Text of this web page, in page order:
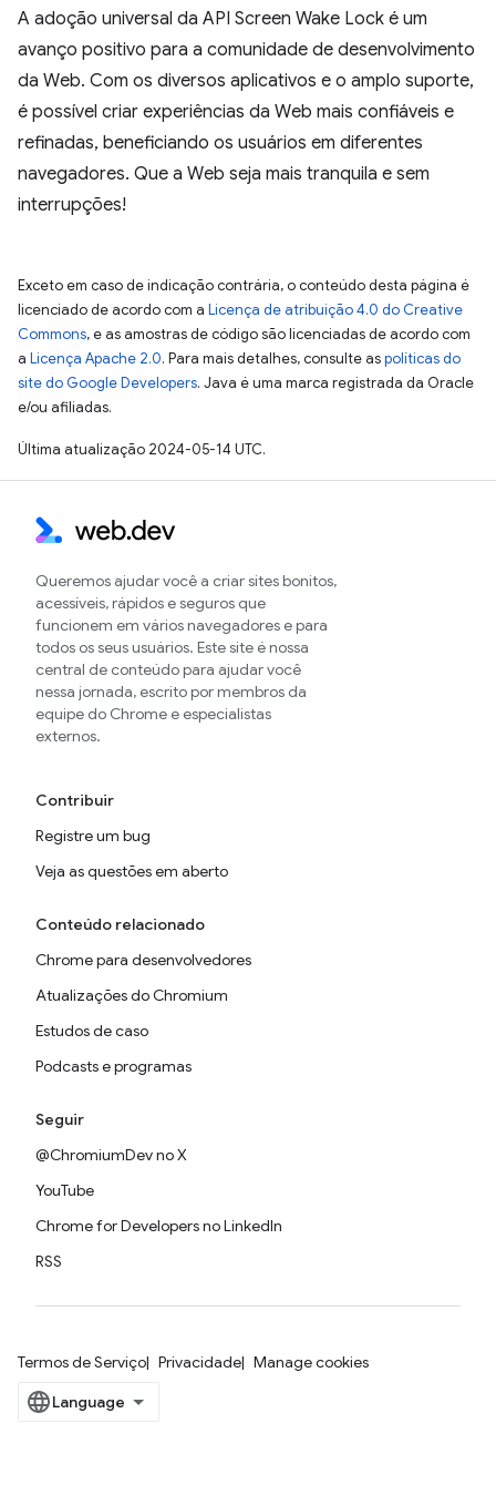
A adoção universal da API Screen Wake Lock é um
avanço positivo para a comunidade de desenvolvimento
da Web. Com os diversos aplicativos e o amplo suporte,
é possível criar experiências da Web mais confiáveis e
refinadas, beneficiando os usuários em diferentes
navegadores. Que a Web seja mais tranquila e sem
interrupções!
Exceto em caso de indicação contrária, o conteúdo desta página é
licenciado de acordo com a Licença de atribuição 4.0 do Creative
Commons, e as amostras de código são licenciadas de acordo com
a Licença Apache 2.0. Para mais detalhes, consulte aspolíticas do
site do Google Developers. Java é uma marca registrada da Oracle
e/ou afiliadas.
Última atualização 2024-05-14 UTC.
Queremos ajudar você a criar sites bonitos,
acessíveis, rápidos e seguros que
funcionem em vários navegadores e para
todos os seus usuários. Este site é nossa
central de conteúdo para ajudar você
nessa jornada, escrito por membros da
equipe do Chrome e especialistas
externos.
Contribuir
Registre um bug
Veja as questões em aberto
Conteúdo relacionado
Chrome para desenvolvedores
Atualizações do Chromium
Estudos de caso
Podcasts e programas
Seguir
@ChromiumDev no X
YouTube
Chrome for Developers no LinkedIn
RSS
Termos de Serviço Privacidade Manage cookies